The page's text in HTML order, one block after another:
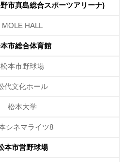
市真島総合スポーツアリーナ)
MOLE HALL
市総合体育館
松本市野球場
代文化ホール
松本大学
シネマライツ8
本市営野球場